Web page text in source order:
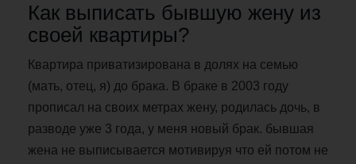
Как выписать бывшую жену из
своей квартиры?
Квартира приватизирована в долях на семью
(мать, отец, я) до брака. В браке в 2003 году
прописал на своих метрах жену, родилась дочь, в
разводе уже 3 года, у меня новый брак. бывшая
жена не выписывается мотивируя что ей потом не